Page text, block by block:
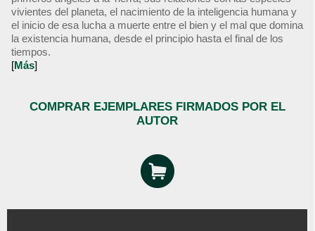
vivientes del planeta, el nacimiento de la inteligencia humana y
el inicio de esa lucha a muerte entre el bien y el mal que domina
la existencia humana, desde el principio hasta el final de los
tiempos.
[Más]
COMPRAR EJEMPLARES FIRMADOS POR EL
AUTOR